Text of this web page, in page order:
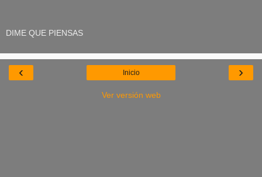
DIME QUE PIENSAS
‹ ›
Inicio
Ver versión web